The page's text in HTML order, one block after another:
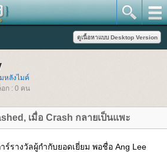
หลังไมค์
ก : 0 คน
เมื่อ Crash กลายเป็นแพะ
รางวัลผู้กำกับยอดเยี่ยม พอชื่อ Ang Lee